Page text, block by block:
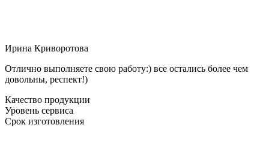
Ирина Криворотова
Отлично выполняете свою работу:) все остались более чем
довольны, респект!)
Качество продукции
Уровень сервиса
Срок изготовления